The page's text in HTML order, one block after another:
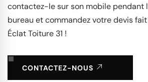
contactez-le sur son mobile pendant
bureau et commandez votre devis
Éclat Toiture 31 !
CONTACTEZ-NOUS